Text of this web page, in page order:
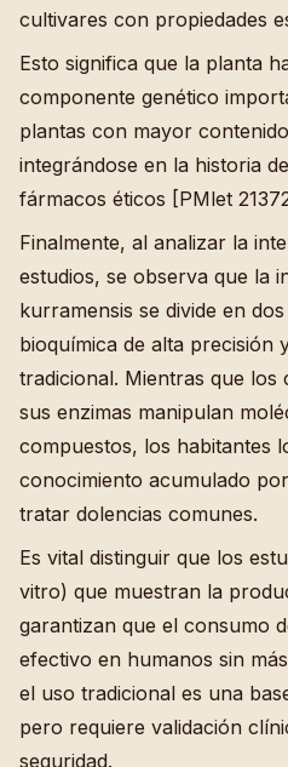
cultivares con propiedades
Esto significa que la planta
componente genético
plantas con mayor
integrándose en la historia
fármacos éticos [PMlet
Finalmente, al analizar la
estudios, se observa que la
kurramensis se divide en
bioquímica de alta precisión
tradicional. Mientras que los
sus enzimas manipulan
compuestos, los habitantes
conocimiento acumulado
tratar dolencias comunes.
Es vital distinguir que los
vitro) que muestran la
garantizan que el consumo
efectivo en humanos sin
el uso tradicional es una
pero requiere validación
seguridad.